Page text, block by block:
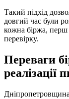
Такий підхід
довгий час були
кожна біржа, перш
перевірку.
Переваги
реалізації